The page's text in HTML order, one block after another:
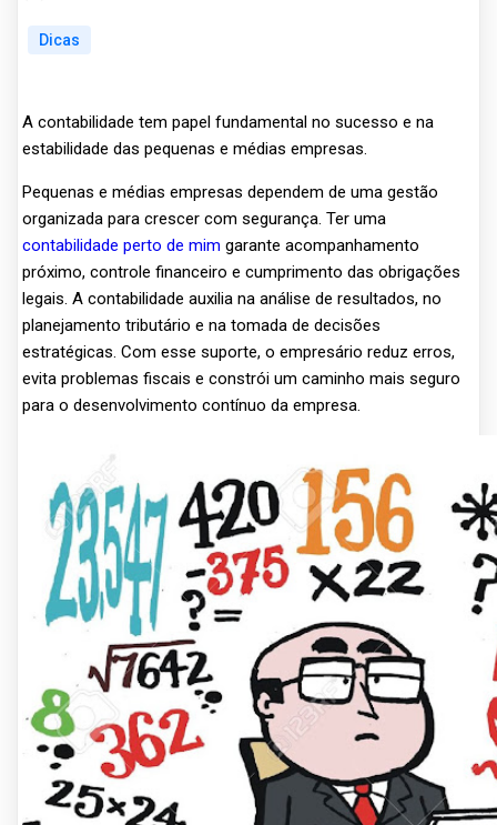
Dicas
A contabilidade tem papel fundamental no sucesso e na
estabilidade das pequenas e médias empresas.
Pequenas e médias empresas dependem de uma gestão
organizada para crescer com segurança. Ter uma
contabilidade perto de mim garante acompanhamento
próximo, controle financeiro e cumprimento das obrigações
legais. A contabilidade auxilia na análise de resultados, no
planejamento tributário e na tomada de decisões
estratégicas. Com esse suporte, o empresário reduz erros,
evita problemas fiscais e constrói um caminho mais seguro
para o desenvolvimento contínuo da empresa.